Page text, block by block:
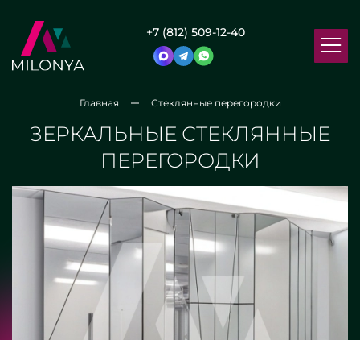
+7 (812) 509-12-40
Главная Стеклянные перегородки
ЗЕРКАЛЬНЫЕ СТЕКЛЯННЫЕ
ПЕРЕГОРОДКИ